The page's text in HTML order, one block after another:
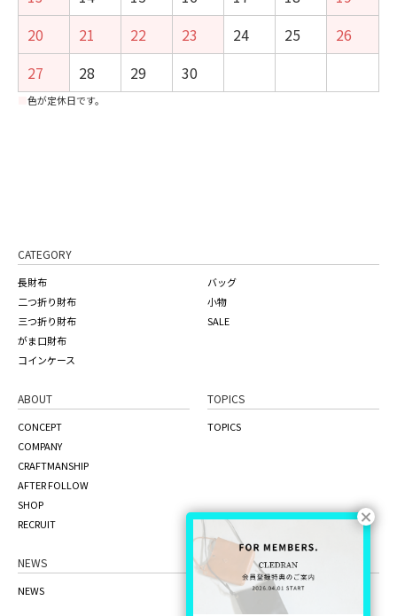
20
21 22 23 24 25
26
27
28 29 30
色が定休日です。
CATEGORY
長財布
二つ折り財布
三つ折り財布
がま口財布
コインケース
バッグ
小物
SALE
ABOUT
CONCEPT
COMPANY
CRAFTMANSHIP
AFTER FOLLOW
SHOP
RECRUIT
TOPICS
TOPICS
NEWS
NEWS
ONLINE STORE
the craft factory
品質管理について